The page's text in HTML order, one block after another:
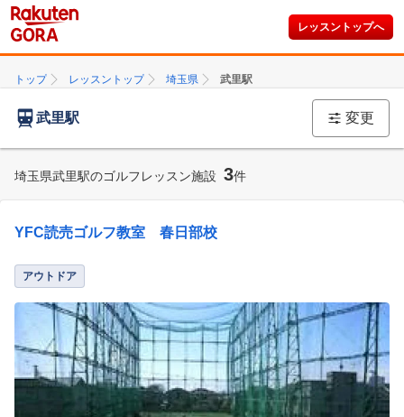
レッスントップへ
トップ レッスントップ 埼玉県 武里駅
武里駅 変更
埼玉県武里駅のゴルフレッスン施設 3件
YFC読売ゴルフ教室 春日部校
アウトドア